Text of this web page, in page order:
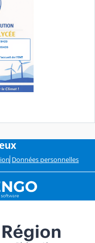
Données personnelles